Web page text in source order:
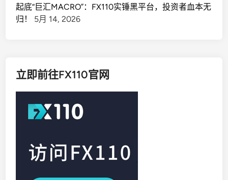
起底“巨汇MACRO”：FX110实锤黑平台，投资者血本无
归！
5月 14, 2026
立即前往FX110官网